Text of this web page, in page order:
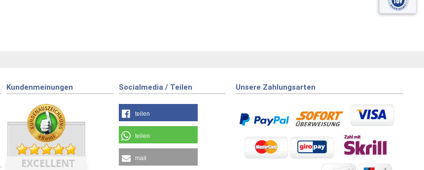
Kundenmeinungen
EXCELLENT
Socialmedia / Teilen
teilen
teilen
mail
Unsere Zahlungsarten